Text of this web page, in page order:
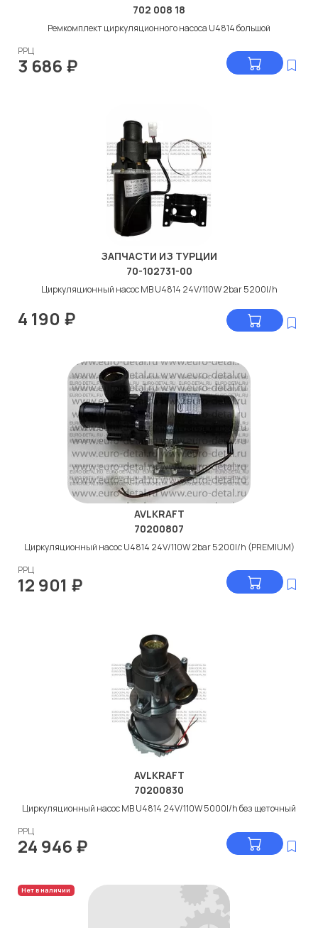
702 008 18
Ремкомплект циркуляционного насоса U4814 большой
РРЦ
3 686 ₽
ЗАПЧАСТИ ИЗ ТУРЦИИ
70-102731-00
Циркуляционный насос МВ U4814 24V/110W 2bar 5200l/h
4 190 ₽
AVLKRAFT
70200807
Циркуляционный насос U4814 24V/110W 2bar 5200l/h (PREMIUM)
РРЦ
12 901 ₽
AVLKRAFT
70200830
Циркуляционный насос МВ U4814 24V/110W 5000l/h без щеточный
РРЦ
24 946 ₽
Нет в наличии